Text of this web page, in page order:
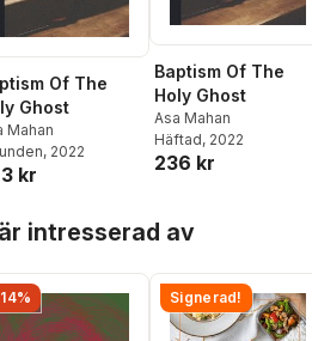
Of The
Ghost
Mahan
, 2022
kr
Baptism Of The
Holy Ghost
Asa Mahan
Häftad, 2022
236 kr
intresserad av
Signerad!